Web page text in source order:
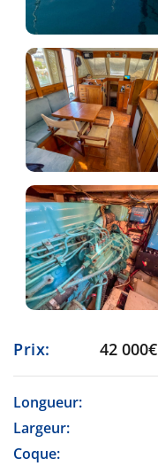
Prix: 42 000€
Longueur:
Largeur:
Coque: